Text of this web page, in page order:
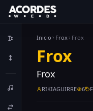
Inicio Frox Frox
Frox
Frox
RIKIAGUIRRE 6